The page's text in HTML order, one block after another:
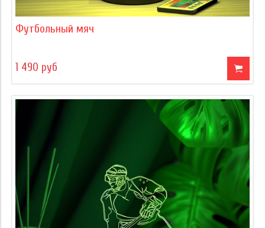
Футбольный мяч
1 490 руб